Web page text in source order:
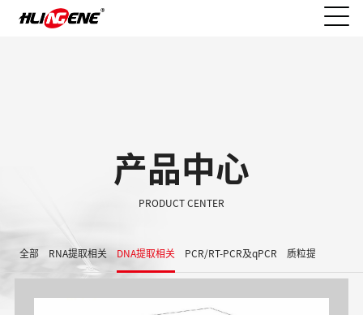
产品中心
PRODUCT CENTER
全部 RNA提取相关 DNA提取相关 PCR/RT-PCR及qPCR 质粒提取/胶回收